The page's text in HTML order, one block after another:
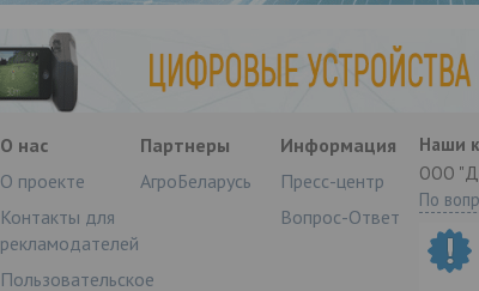
О нас
О проекте
Контакты для
рекламодателей
Пользовательское
Партнеры
АгроБеларусь
Информация
Пресс-центр
Вопрос-Ответ
Наши
ООО
По